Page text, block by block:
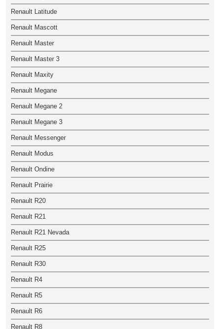
Renault Latitude
Renault Mascott
Renault Master
Renault Master 3
Renault Maxity
Renault Megane
Renault Megane 2
Renault Megane 3
Renault Messenger
Renault Modus
Renault Ondine
Renault Prairie
Renault R20
Renault R21
Renault R21 Nevada
Renault R25
Renault R30
Renault R4
Renault R5
Renault R6
Renault R8